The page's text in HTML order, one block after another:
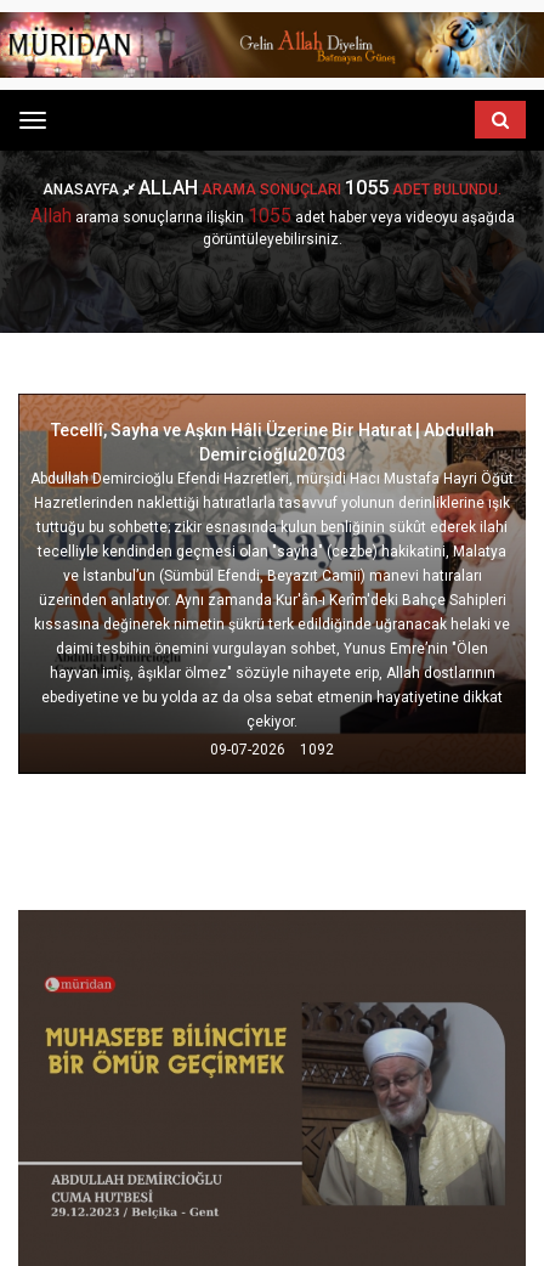
Menu
ANASAYFA ALLAHARAMA SONUÇLARI 1055 ADET BULUNDU.
Allah arama sonuçlarına ilişkin1055adet haber veya videoyu aşağıda
görüntüleyebilirsiniz.
Tecellî, Sayha ve Aşkın Hâli Üzerine Bir Hatırat | Abdullah
Demircioğlu20703
Abdullah Demircioğlu Efendi Hazretleri, mürşidi Hacı Mustafa Hayri Öğüt
Hazretlerinden naklettiği hatıratlarla tasavvuf yolunun derinliklerine ışık
tuttuğu bu sohbette; zikir esnasında kulun benliğinin sükût ederek ilahi
tecelliyle kendinden geçmesi olan "sayha" (cezbe) hakikatini, Malatya
ve İstanbul’un (Sümbül Efendi, Beyazıt Camii) manevi hatıraları
üzerinden anlatıyor. Aynı zamanda Kur'ân-ı Kerîm'deki Bahçe Sahipleri
kıssasına değinerek nimetin şükrü terk edildiğinde uğranacak helaki ve
daimi tesbihin önemini vurgulayan sohbet, Yunus Emre’nin "Ölen
hayvan imiş, âşıklar ölmez" sözüyle nihayete erip, Allah dostlarının
ebediyetine ve bu yolda az da olsa sebat etmenin hayatiyetine dikkat
çekiyor.
09-07-2026
1092